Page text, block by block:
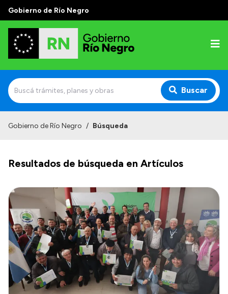
Gobierno de Río Negro
Buscar
Prensa
Autoridades y Organismos
Discursos en la Legislatura
Casa de Gobierno
Acerca de Río Negro
Historia
Geografía
Gobierno de Río Negro / Búsqueda
Resultados de búsqueda en Artículos